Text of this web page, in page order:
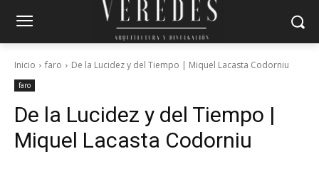
Inicio faro De la Lucidez y del Tiempo | Miquel Lacasta Codorniu
faro
De la Lucidez y del Tiempo |
Miquel Lacasta Codorniu